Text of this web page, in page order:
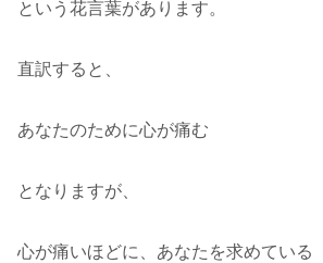
という花言葉があります。
直訳すると、
あなたのために心が痛む
となりますが、
心が痛いほどに、あなたを求めている